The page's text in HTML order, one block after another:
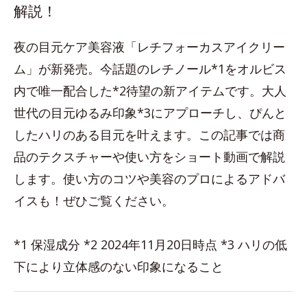
解説！
夜の目元ケア美容液「レチフォーカスアイクリー
ム」が新発売。今話題のレチノール*1をオルビス
内で唯一配合した*2待望の新アイテムです。大人
世代の目元ゆるみ印象*3にアプローチし、ぴんと
したハリのある目元を叶えます。この記事では商
品のテクスチャーや使い方をショート動画で解説
します。使い方のコツや美容のプロによるアドバ
イスも！ぜひご覧ください。
*1 保湿成分 *2 2024年11月20日時点 *3 ハリの低
下により立体感のない印象になること